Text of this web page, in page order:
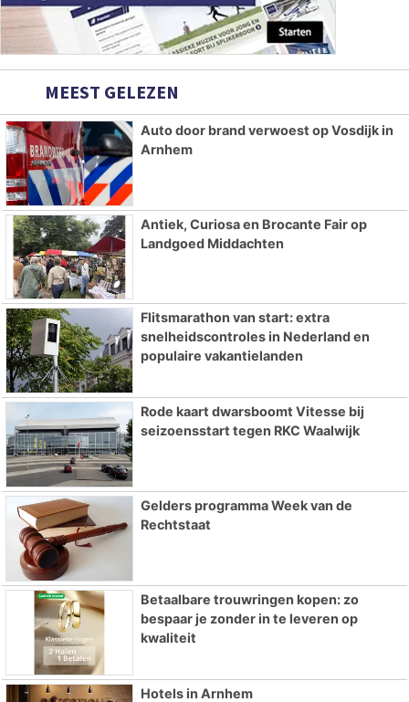
MEEST GELEZEN
Auto door brand verwoest op Vosdijk in
Arnhem
Antiek, Curiosa en Brocante Fair op
Landgoed Middachten
Flitsmarathon van start: extra
snelheidscontroles in Nederland en
populaire vakantielanden
Rode kaart dwarsboomt Vitesse bij
seizoensstart tegen RKC Waalwijk
Gelders programma Week van de
Rechtstaat
Betaalbare trouwringen kopen: zo
bespaar je zonder in te leveren op
kwaliteit
Hotels in Arnhem